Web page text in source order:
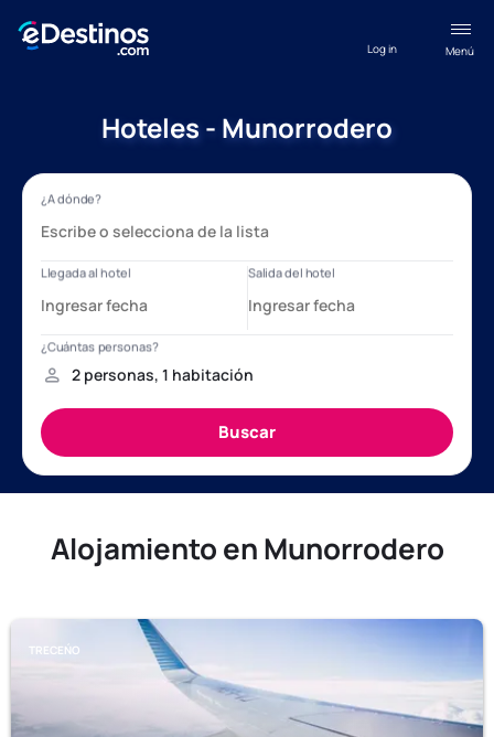
Menú
Log in
Hoteles - Munorrodero
Alojamiento en Munorrodero
TRECEŃO